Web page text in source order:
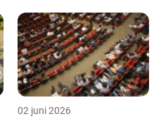
02 juni 2026